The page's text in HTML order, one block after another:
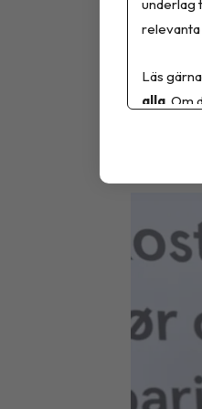
underlag
relevanta
Läs
alla .